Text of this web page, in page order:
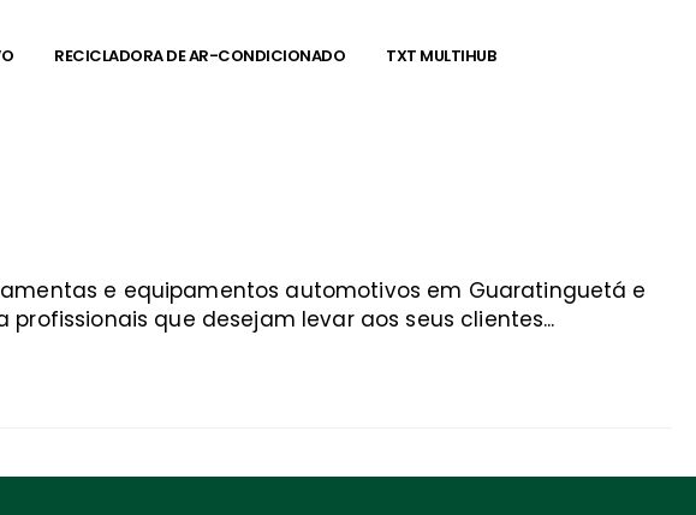
RECICLADORA DE AR-CONDICIONADO TXT MULTIHUB
e equipamentos automotivos em Guaratinguetá e
que desejam levar aos seus clientes...